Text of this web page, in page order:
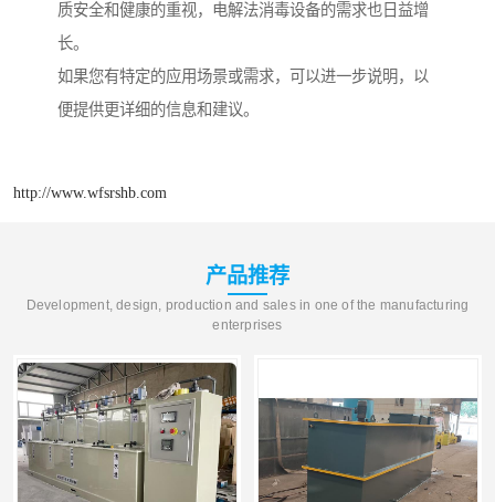
质安全和健康的重视，电解法消毒设备的需求也日益增
长。
如果您有特定的应用场景或需求，可以进一步说明，以
便提供更详细的信息和建议。
http://www.wfsrshb.com
产品推荐
Development, design, production and sales in one of the manufacturing
enterprises